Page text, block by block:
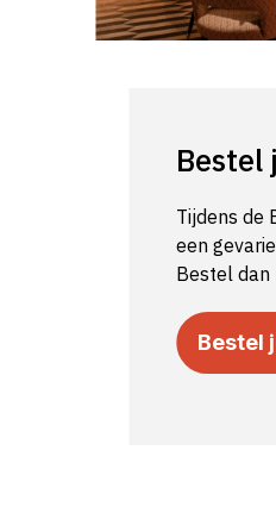
Bestel
Tijdens de
een
Bestel dan
Bestel